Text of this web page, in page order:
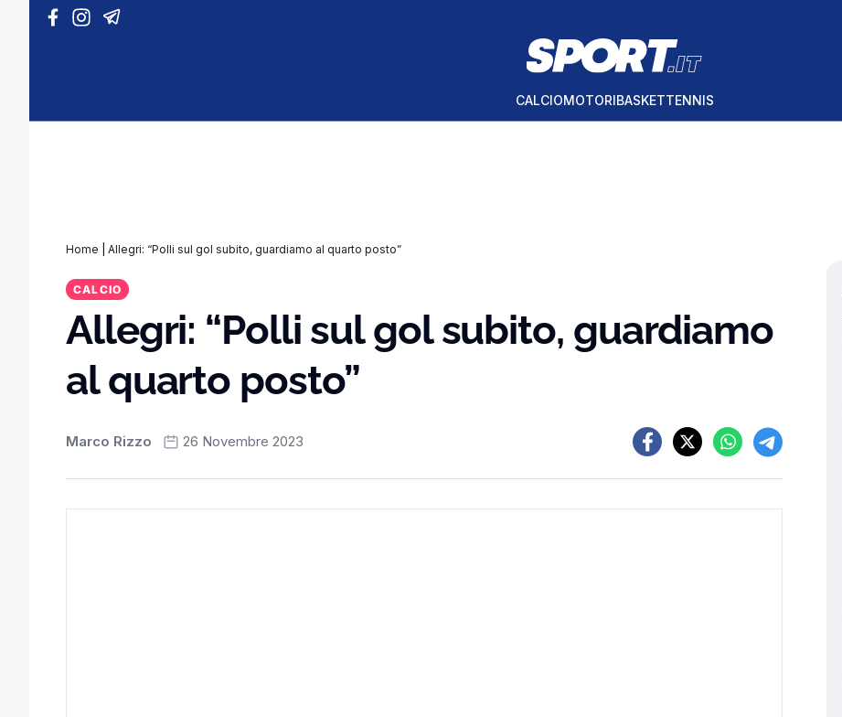
Vai al contenuto
CALCIOMOTORIBASKETTENNIS
Home Allegri: “Polli sul gol subito, guardiamo al quarto posto”
CALCIO
Allegri: “Polli sul gol subito, guardiamo
al quarto posto”
Marco Rizzo 26 Novembre 2023